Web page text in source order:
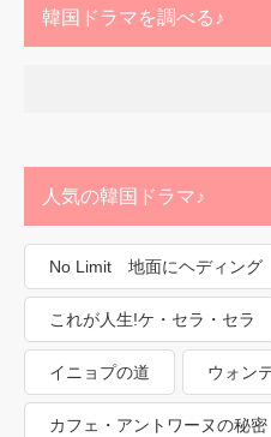
韓国ドラマを調べる♪
人気の韓国ドラマ♪
No Limit 地面にヘディング
これが人生!ケ・セラ・セラ
イニョプの道 ウォン
カフェ・アントワーヌの秘密